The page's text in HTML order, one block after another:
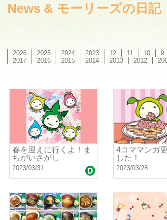
News & モーリーズの日記
2026 2025 2024 2023 12 11 10 9
2017
2016 2015 2014 2013 2012
春を迎えに行くよ！ま
ちがいさがし
2023/03/31
4コママンガ
した！
2023/03/28